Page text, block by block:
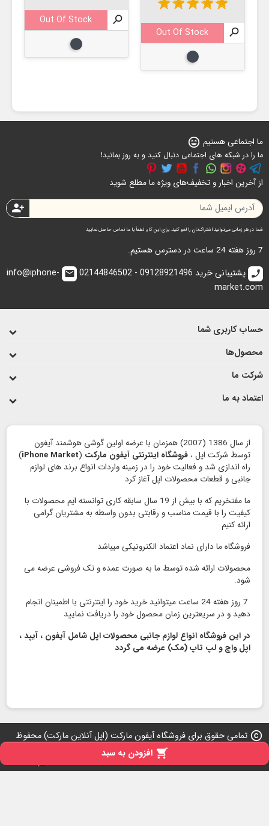
 افزودن به سبد

Out Of Stock
مشکی

Out Of Stock
مشکی
ما اجتماعی هستیم sentiment_very_satisfied
ما را در شبکه های اجتماعی دنبال کنید و به روز بمانید!
از آخرین اخبار و تخفیف‌های ویژه ما مطلع شوید
person_add
شما در هر زمانی می‌توانید اشتراک‌تان را لغو کنید. برای این کار، لطفاً با ما تماس حاصل نمایید
7 روز هفته 24 ساعت در دسترس هستیم.
call پشتیبانی خرید 09128921496 - 02144846502 email
info@iphone-
market.com
حساب کاربری شما
محصول‌ها
شرکت ما
اعتماد به ما
از سال 1386 (2007) همزمان با عرضه اولین گوشی هوشمند آیفون
توسط شرکت اپل ، فروشگاه اینترنتی آیفون مارکت (
iPhone Market
)
راه اندازی شد و فعالیت خود را در زمینه واردات انواع برند های لوازم
جانبی و قطعات محصولات اپل آغاز کرد
ما مفتخریم که با بیش از 19 سال سابقه کاری توانسته ایم محصولات با
کیفیت را با قیمت مناسب و رقابتی بدون واسطه به مشتریان گرامی
ارائه کنیم
فروشگاه ما دارای نماد اعتماد الكترونیكی میباشد
محصولات ارائه شده توسط ما به صورت عمده و تک فروشی عرضه می
شود.
7 روز هفته 24 ساعت میتوانید خرید خود را اینترنتی با اطمینان انجام
دهید و در سریعترین زمان محصول خود را دریافت نمایید
در این فروشگاه انواع لوازم جانبی محصولات اپل شامل آیفون ، آیپد ،
اپل واچ و لپ تاپ (مک) عرضه می گردد
copyright تمامی حقوق برای فروشگاه آیفون مارکت (اپل آنلاین مارکت) محفوظ